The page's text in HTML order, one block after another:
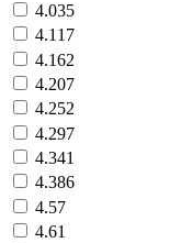
4.035
4.117
4.162
4.207
4.252
4.297
4.341
4.386
4.57
4.61